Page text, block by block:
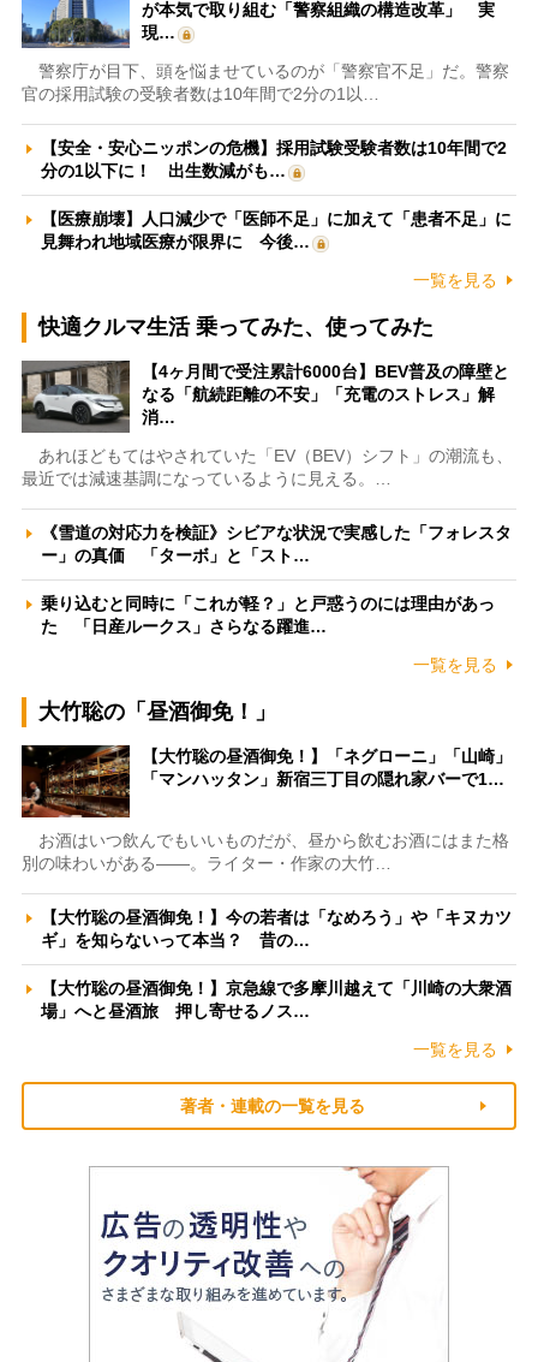
が本気で取り組む「警察組織の構造改革」 実
現…
警察庁が目下、頭を悩ませているのが「警察官不足」だ。警察
官の採用試験の受験者数は10年間で2分の1以…
【安全・安心ニッポンの危機】採用試験受験者数は10年間で2
分の1以下に！ 出生数減がも…
【医療崩壊】人口減少で「医師不足」に加えて「患者不足」に
見舞われ地域医療が限界に 今後…
一覧を見る
快適クルマ生活 乗ってみた、使ってみた
【4ヶ月間で受注累計6000台】BEV普及の障壁と
なる「航続距離の不安」「充電のストレス」解
消…
あれほどもてはやされていた「EV（BEV）シフト」の潮流も、
最近では減速基調になっているように見える。…
《雪道の対応力を検証》シビアな状況で実感した「フォレスタ
ー」の真価 「ターボ」と「スト…
乗り込むと同時に「これが軽？」と戸惑うのには理由があっ
た 「日産ルークス」さらなる躍進…
一覧を見る
大竹聡の「昼酒御免！」
【大竹聡の昼酒御免！】「ネグローニ」「山崎」
「マンハッタン」新宿三丁目の隠れ家バーで1…
お酒はいつ飲んでもいいものだが、昼から飲むお酒にはまた格
別の味わいがある――。ライター・作家の大竹…
【大竹聡の昼酒御免！】今の若者は「なめろう」や「キヌカツ
ギ」を知らないって本当？ 昔の…
【大竹聡の昼酒御免！】京急線で多摩川越えて「川崎の大衆酒
場」へと昼酒旅 押し寄せるノス…
一覧を見る
著者・連載の一覧を見る